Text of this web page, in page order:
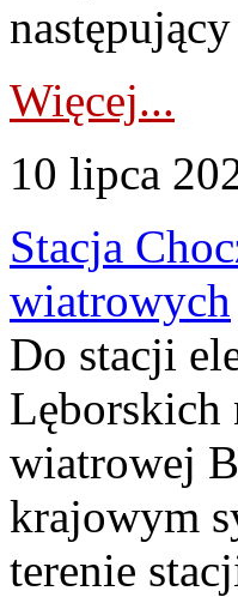
Więcej...
10 lipca
Stacja
wiatrowych
Do stacji
Lęborskich
wiatrowej
krajowym
terenie